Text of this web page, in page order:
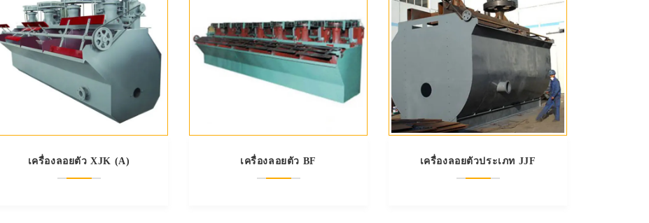
เครื่องลอยตัว XJK (A) เครื่องลอยตัว BF เครื่องลอยตัวประเภท JJF